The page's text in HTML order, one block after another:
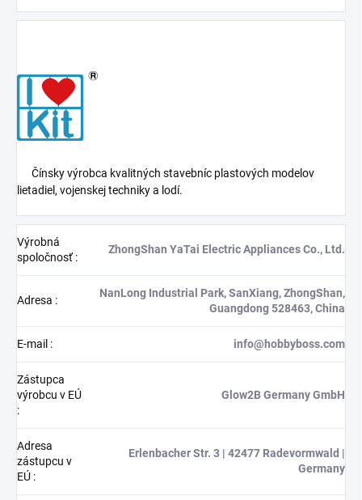
Čínsky výrobca kvalitných stavebníc plastových modelov
lietadiel, vojenskej techniky a lodí.
Výrobná
spoločnosť:
ZhongShan YaTai Electric Appliances Co., Ltd.
Adresa :
NanLong Industrial Park, SanXiang, ZhongShan,
Guangdong 528463, China
E-mail : info@hobbyboss.com
Zástupca
výrobcu v EÚ
:
Glow2B Germany GmbH
Adresa
zástupcu v
EÚ :
Erlenbacher Str. 3 | 42477 Radevormwald |
Germany